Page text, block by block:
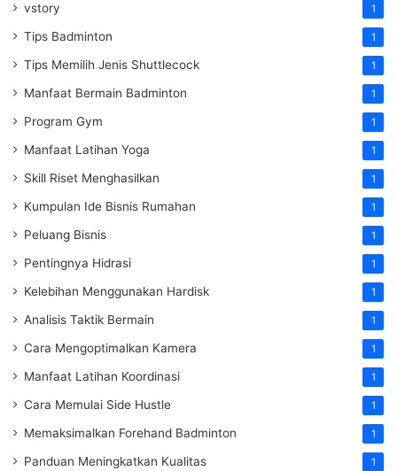
vstory 1
Tips Badminton 1
Tips Memilih Jenis Shuttlecock 1
Manfaat Bermain Badminton 1
Program Gym 1
Manfaat Latihan Yoga 1
Skill Riset Menghasilkan 1
Kumpulan Ide Bisnis Rumahan 1
Peluang Bisnis 1
Pentingnya Hidrasi 1
Kelebihan Menggunakan Hardisk 1
Analisis Taktik Bermain 1
Cara Mengoptimalkan Kamera 1
Manfaat Latihan Koordinasi 1
Cara Memulai Side Hustle 1
Memaksimalkan Forehand Badminton 1
Panduan Meningkatkan Kualitas 1